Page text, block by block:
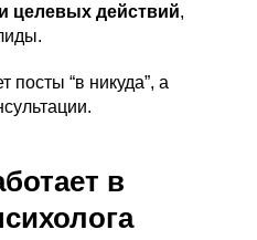
целевых действий,
посты “в никуда”, а
в